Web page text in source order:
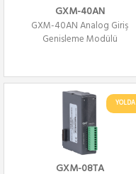
GXM-40AN
GXM-40AN Analog Giriş
Genişleme Modülü
YOLDA
GXM-08TA